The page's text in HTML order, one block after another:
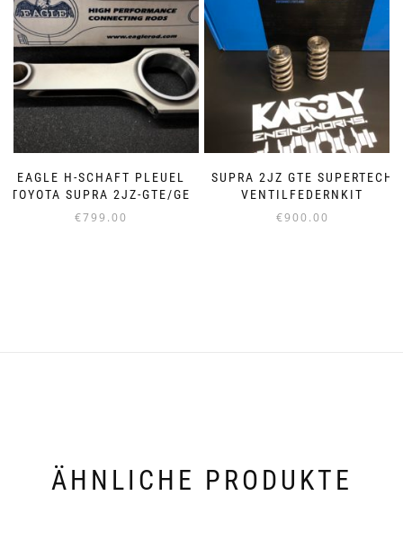
auf.
Die
Optionen
können
Produktseite
werden
Die
können
auf
der
Produktseite
gewählt
werden
EAGLE H-SCHAFT PLEUEL
TOYOTA SUPRA 2JZ-GTE/GE
€799.00
SUPRA 2JZ GTE SUPERTECH
VENTILFEDERNKIT
€900.00
ÄHNLICHE PRODUKTE